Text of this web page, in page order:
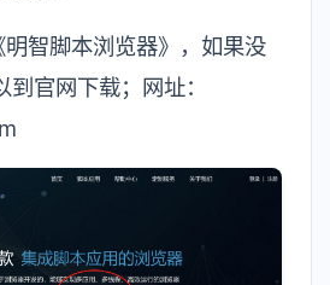
智脚本浏览器》，如果没
官网下载；网址：